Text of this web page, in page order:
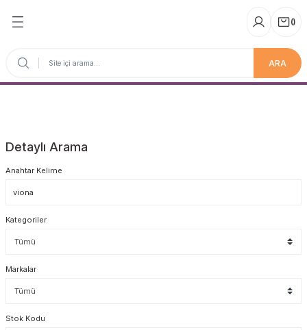
ARA
()
Detaylı Arama
Anahtar Kelime
Kategoriler
Markalar
Stok Kodu